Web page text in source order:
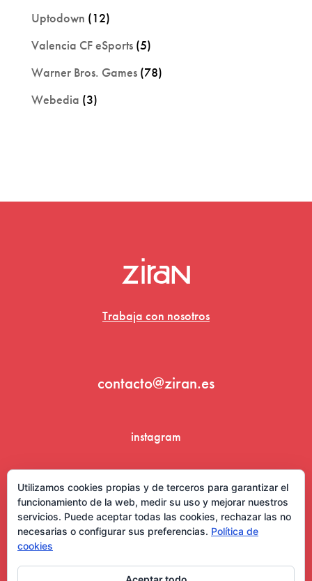
Uptodown (12)
Valencia CF eSports(5)
Warner Bros. Games(78)
Webedia (3)
Trabaja con nosotros
contacto@ziran.es
instagram
Utilizamos cookies propias y de terceros para garantizar el
funcionamiento de la web, medir su uso y mejorar nuestros
servicios. Puede aceptar todas las cookies, rechazar las no
necesarias o configurar sus preferencias. Política de
cookies